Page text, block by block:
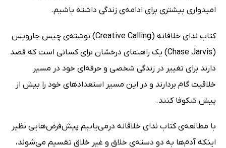
امیدواری بیشتری برای ادامه‌ی زندگی داشته باشیم.
کتاب ندای خلاقانه (Creative Calling) نوشته‌ی چیس جارویس
(Chase Jarvis) یک راهنمای درخشان برای کسانی است که قصد
دارند برای تغییر در زندگی شخصی و حرفه‌ای خود در مسیر
خلاقیت گام بردارند و در این مسیر استعدادهای خود را بیش از
پیش شکوفا کنند.
با مطالعه‌ی کتاب ندای خلاقانه درمی‌یابیم پیش‌فرض‌هایی نظیر
اینکه آدم‌ها به دو دسته‌ی خلاق و غیر خلاق تقسیم می‌شوند،